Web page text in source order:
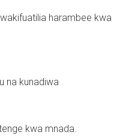
harambee kwa
na kunadiwa
kwa mnada.